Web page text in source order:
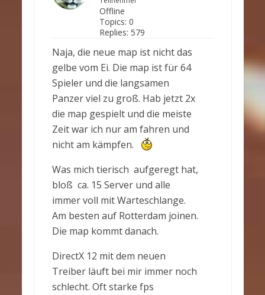
Offline
Topics: 0
Replies: 579
Naja, die neue map ist nicht das
gelbe vom Ei. Die map ist für 64
Spieler und die langsamen
Panzer viel zu groß. Hab jetzt 2x
die map gespielt und die meiste
Zeit war ich nur am fahren und
nicht am kämpfen.
Was mich tierisch aufgeregt hat,
bloß ca. 15 Server und alle
immer voll mit Warteschlange.
Am besten auf Rotterdam joinen.
Die map kommt danach.
DirectX 12 mit dem neuen
Treiber läuft bei mir immer noch
schlecht. Oft starke fps